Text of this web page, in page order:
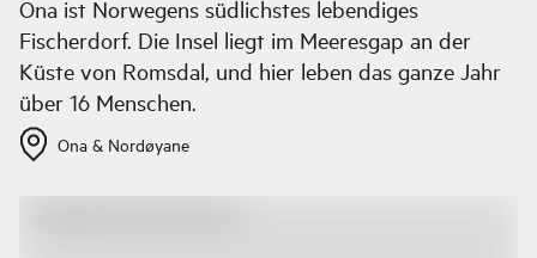
Ona ist Norwegens südlichstes lebendiges
Fischerdorf. Die Insel liegt im Meeresgap an der
Küste von Romsdal, und hier leben das ganze Jahr
über 16 Menschen.
Ona & Nordøyane